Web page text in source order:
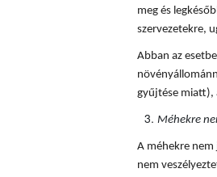
meg és
szervezetekre,
Abban az
gyűjtése miatt),
Méhekre
A méhekre
nem